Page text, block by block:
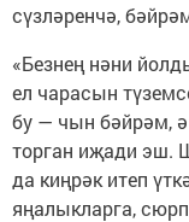
сүзләренчә,
«Безнең нәни
ел чарасын
бу — чын бәйрәм,
торган иҗади эш.
да киңрәк итеп
яңалыкларга,